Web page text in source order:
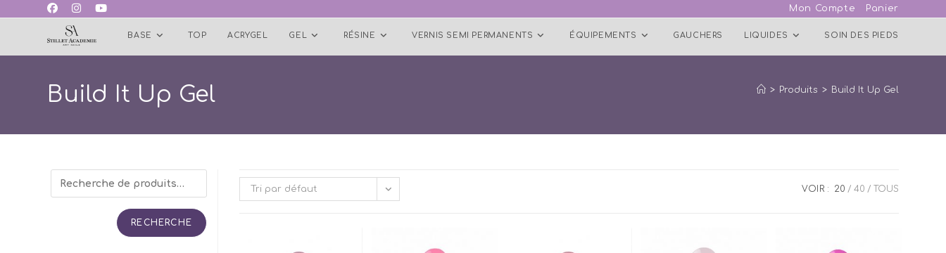
Mon Compte Panier
BASE TOP ACRYGEL GEL RÉSINE VERNIS SEMI PERMANENTS ÉQUIPEMENTS GAUCHERS LIQUIDES SOIN DES PIEDS
Build It Up Gel > Produits > Build It Up Gel
Tri par défaut VOIR : 20 40 TOUS
RECHERCHE